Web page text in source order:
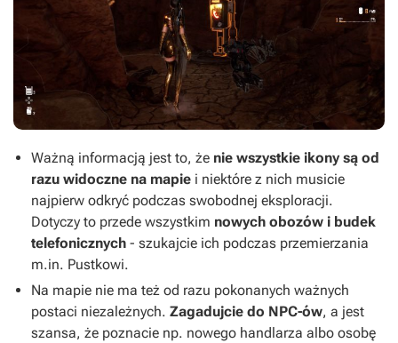
Ważną informacją jest to, że nie wszystkie ikony są od
razu widoczne na mapie i niektóre z nich musicie
najpierw odkryć podczas swobodnej eksploracji.
Dotyczy to przede wszystkim nowych obozów i budek
telefonicznych - szukajcie ich podczas przemierzania
m.in. Pustkowi.
Na mapie nie ma też od razu pokonanych ważnych
postaci niezależnych. Zagadujcie do NPC-ów, a jest
szansa, że poznacie np. nowego handlarza albo osobę